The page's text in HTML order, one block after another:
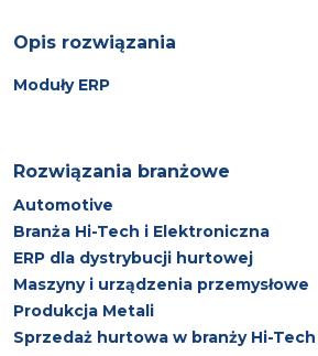
Opis rozwiązania
Moduły ERP
Rozwiązania branżowe
Automotive
Branża Hi-Tech i Elektroniczna
ERP dla dystrybucji hurtowej
Maszyny i urządzenia przemysłowe
Produkcja Metali
Sprzedaż hurtowa w branży Hi-